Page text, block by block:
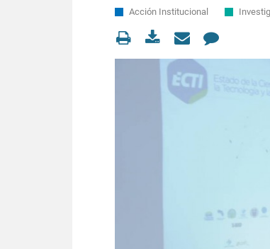
Acción Institucional